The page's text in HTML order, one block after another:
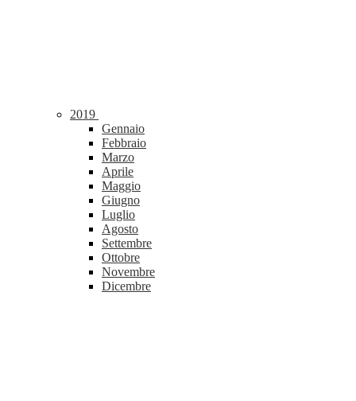
2019
Gennaio
Febbraio
Marzo
Aprile
Maggio
Giugno
Luglio
Agosto
Settembre
Ottobre
Novembre
Dicembre